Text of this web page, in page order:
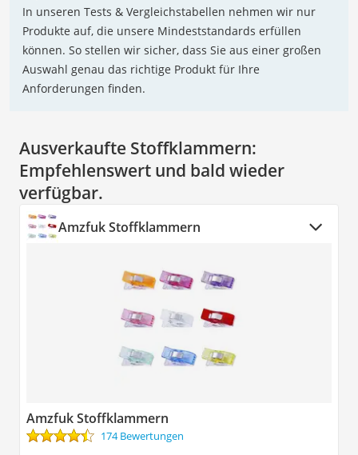
In unseren Tests & Vergleichstabellen nehmen wir nur
Produkte auf, die unsere Mindeststandards erfüllen
können. So stellen wir sicher, dass Sie aus einer großen
Auswahl genau das richtige Produkt für Ihre
Anforderungen finden.
Ausverkaufte Stoffklammern:
Empfehlenswert und bald wieder
verfügbar.
Amzfuk Stoffklammern
Amzfuk Stoffklammern
174 Bewertungen